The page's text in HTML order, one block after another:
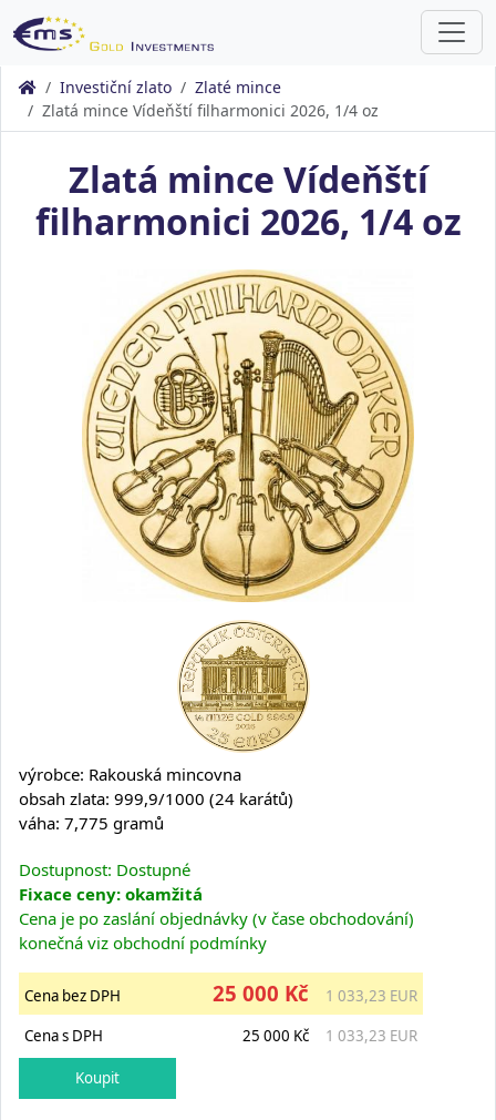
Investiční zlato
Zlaté mince
Zlatá mince Vídeňští filharmonici 2026, 1/4 oz
Zlatá mince Vídeňští
filharmonici 2026, 1/4 oz
výrobce: Rakouská mincovna
obsah zlata: 999,9/1000 (24 karátů)
váha: 7,775 gramů
Dostupnost: Dostupné
Fixace ceny: okamžitá
Cena je po zaslání objednávky (v čase obchodování)
konečná viz obchodní podmínky
Cena bez DPH 25 000 Kč
1 033,23 EUR
Cena s DPH
25 000 Kč 1 033,23 EUR